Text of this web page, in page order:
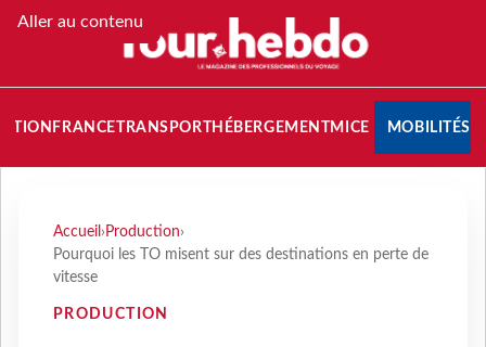
Aller au contenu
FRANCETRANSPORT HÉBERGEMENTMICE MOBILITÉS
Accueil › Production›
Pourquoi les TO misent sur des destinations en perte de
vitesse
PRODUCTION